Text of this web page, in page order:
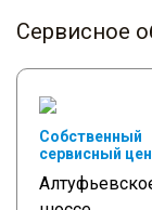
Сервисное
Собственный
сервисный